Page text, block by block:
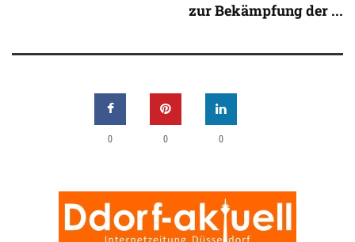
zur Bekämpfung der ...
0 0 0